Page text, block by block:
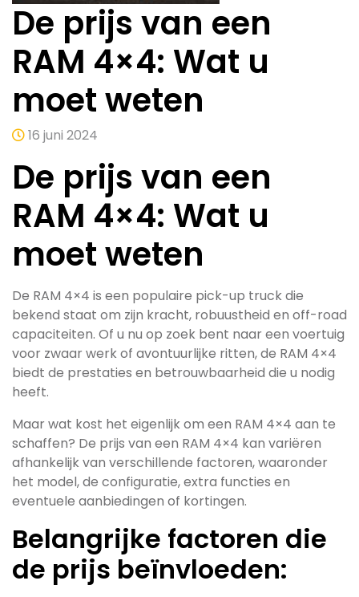
De prijs van een
RAM 4×4: Wat u
moet weten
16 juni 2024
De prijs van een
RAM 4×4: Wat u
moet weten
De RAM 4×4 is een populaire pick-up truck die
bekend staat om zijn kracht, robuustheid en off-road
capaciteiten. Of u nu op zoek bent naar een voertuig
voor zwaar werk of avontuurlijke ritten, de RAM 4×4
biedt de prestaties en betrouwbaarheid die u nodig
heeft.
Maar wat kost het eigenlijk om een RAM 4×4 aan te
schaffen? De prijs van een RAM 4×4 kan variëren
afhankelijk van verschillende factoren, waaronder
het model, de configuratie, extra functies en
eventuele aanbiedingen of kortingen.
Belangrijke factoren die
de prijs beïnvloeden: